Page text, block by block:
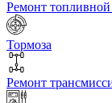
Ремонт
Тормоза
Ремонт